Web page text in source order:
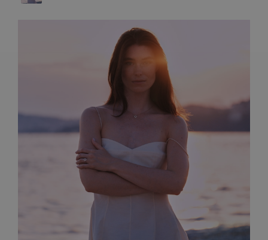
FRENCH CRAFTSMANSHIP
責任あるものづくり